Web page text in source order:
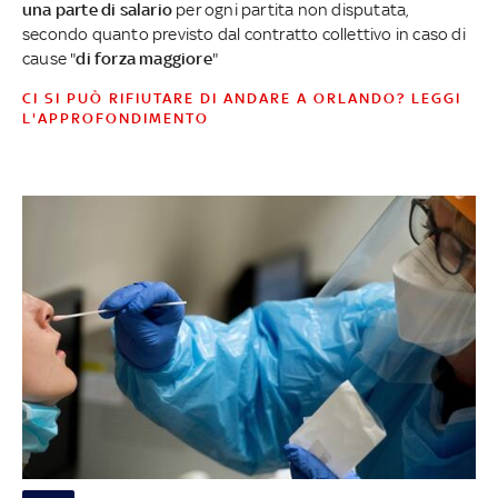
una parte di salario per ogni partita non disputata,
secondo quanto previsto dal contratto collettivo in caso di
cause "di forza maggiore"
CI SI PUÒ RIFIUTARE DI ANDARE A ORLANDO? LEGGI
L'APPROFONDIMENTO